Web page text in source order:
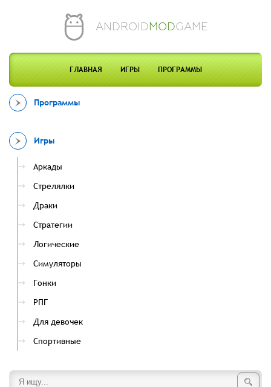
ANDROIDMODGAME
ГЛАВНАЯ ИГРЫ ПРОГРАММЫ
Программы
Игры
Аркады
Стрелялки
Драки
Стратегии
Логические
Симуляторы
Гонки
РПГ
Для девочек
Спортивные